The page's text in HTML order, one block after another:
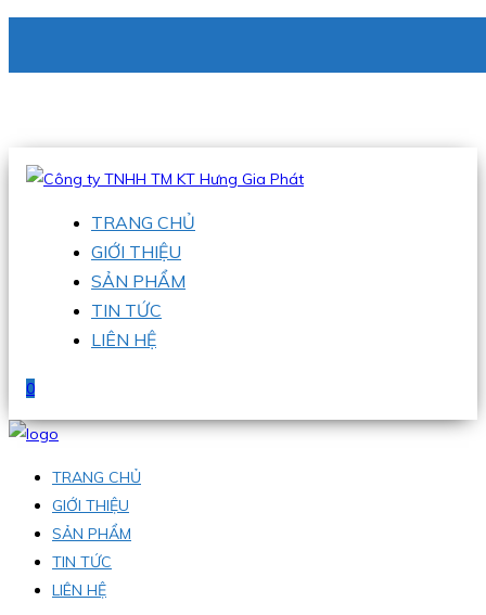
Hotline:0938 336 079
TRANG CHỦ
GIỚI THIỆU
SẢN PHẨM
TIN TỨC
LIÊN HỆ
0
TRANG CHỦ
GIỚI THIỆU
SẢN PHẨM
TIN TỨC
LIÊN HỆ